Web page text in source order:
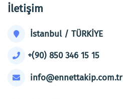
İletişim
İstanbul / TÜRKİYE
+(90) 850 346 15 15
info@ennettakip.com.tr